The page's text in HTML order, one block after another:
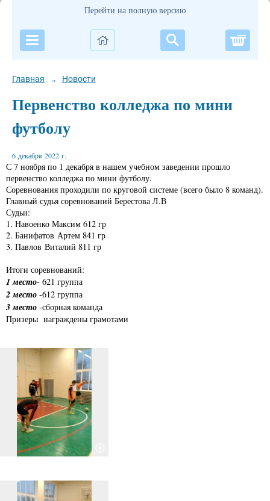
Перейти на полную версию
Главная → Новости
Первенство колледжа по мини
футболу
6 декабря 2022 г.
С 7 ноября по 1 декабря в нашем учебном заведении прошло
первенство колледжа по мини футболу.
Соревнования проходили по круговой системе (всего было 8 команд).
Главный судья соревнований Берестова Л.В
Судьи:
1. Навоенко Максим 612 гр
2. Банифатов Артем 841 гр
3. Павлов Виталий 811 гр
Итоги соревнований:
1 место- 621 группа
2 место -612 группа
3 место -сборная команда
Призеры награждены грамотами